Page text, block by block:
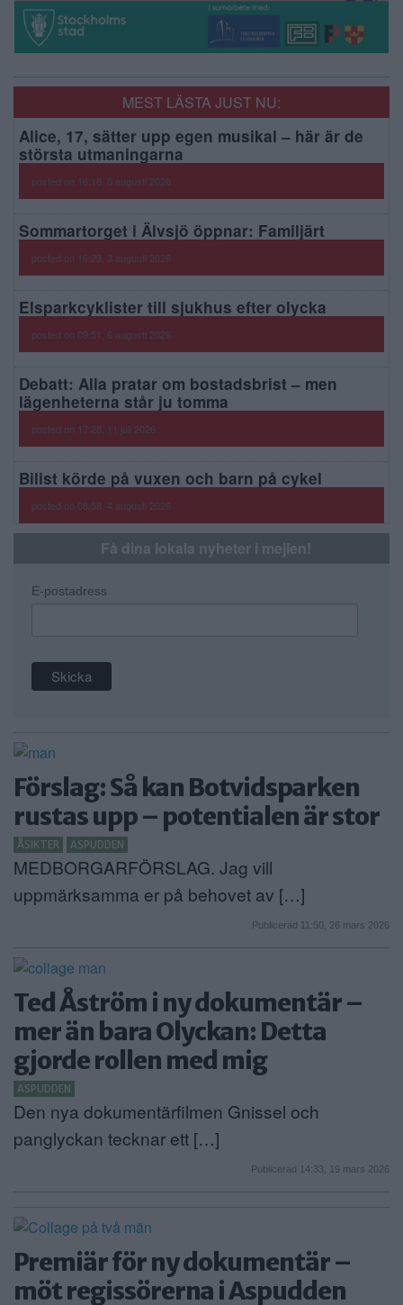
MEST LÄSTA JUST NU:
Alice, 17, sätter upp egen musikal – här är de
största utmaningarna
posted on 16:16, 5 augusti 2026
Sommartorget i Älvsjö öppnar: Familjärt
posted on 16:23, 3 augusti 2026
Elsparkcyklister till sjukhus efter olycka
posted on 09:51, 6 augusti 2026
Debatt: Alla pratar om bostadsbrist – men
lägenheterna står ju tomma
posted on 17:28, 11 juli 2026
Bilist körde på vuxen och barn på cykel
posted on 08:58, 4 augusti 2026
Få dina lokala nyheter i mejlen!
E-postadress
Förslag: Så kan Botvidsparken
rustas upp – potentialen är stor
ÅSIKTER ASPUDDEN
MEDBORGARFÖRSLAG. Jag vill
uppmärksamma er på behovet av […]
Publicerad 11:50, 26 mars 2026
Ted Åström i ny dokumentär –
mer än bara Olyckan: Detta
gjorde rollen med mig
ASPUDDEN
Den nya dokumentärfilmen Gnissel och
panglyckan tecknar ett […]
Publicerad 14:33, 19 mars 2026
Premiär för ny dokumentär –
möt regissörerna i Aspudden